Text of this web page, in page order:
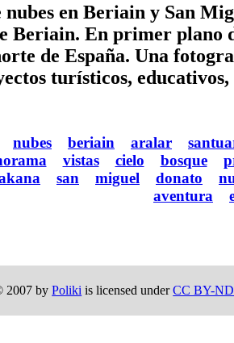
en Beriain y San
Beriain. En primer plano
de España. Una
turísticos,
nubes beriain aralar
vistas cielo bosque
san miguel donato
aventura
2007 byPoliki is licensed underCC BY-